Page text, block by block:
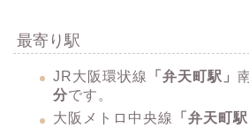
最寄り駅
JR大阪環状線 「弁天町駅」
分です。
大阪メトロ中央線
「弁天町駅